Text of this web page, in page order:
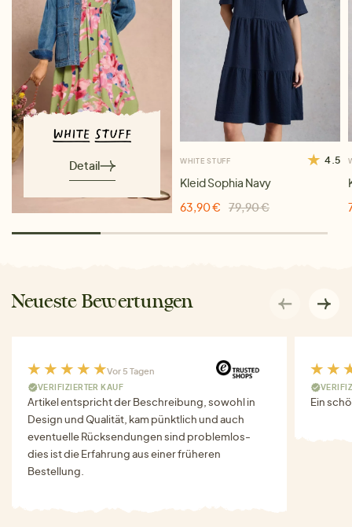
Detail WHITE STUFF 4.5
Kleid Sophia Navy
63,90 €
79,90 €
Neueste Bewertungen
Vor 5 Tagen
VERIFIZIERTER KAUF
Artikel entspricht der Beschreibung, sowohl in
Design und Qualität, kam pünktlich und auch
eventuelle Rücksendungen sind problemlos-
dies ist die Erfahrung aus einer früheren
Bestellung.
Ein